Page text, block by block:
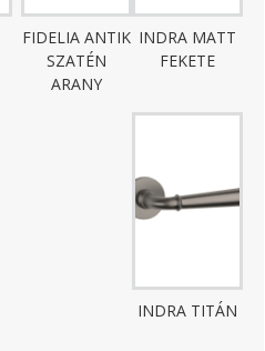
FIDELIA ANTIK
SZATÉN
ARANY
INDRA MATT
FEKETE
INDRA TITÁN